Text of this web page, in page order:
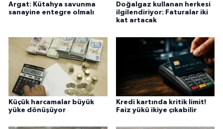
Argat: Kütahya savunma
sanayine entegre olmalı
Doğalgaz kullanan herkesi
ilgilendiriyor: Faturalar iki
kat artacak
Küçük harcamalar büyük
yüke dönüşüyor
Kredi kartında kritik limit!
Faiz yükü ikiye çıkabilir